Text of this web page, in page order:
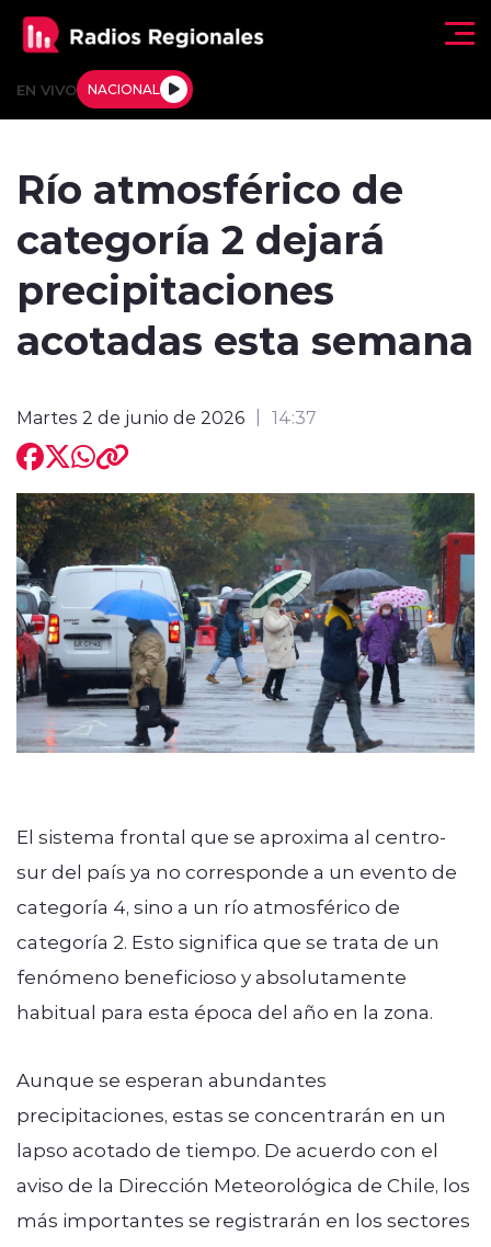
EN VIVO NACIONAL
Tendencias
Deportes
Regiones al Aire
Entrevistas
modo claro
Río atmosférico de
categoría 2 dejará
precipitaciones
acotadas esta semana
Martes 2 de junio de 2026 14:37
El sistema frontal que se aproxima al centro-
sur del país ya no corresponde a un evento de
categoría 4, sino a un río atmosférico de
categoría 2. Esto significa que se trata de un
fenómeno beneficioso y absolutamente
habitual para esta época del año en la zona.
Aunque se esperan abundantes
precipitaciones, estas se concentrarán en un
lapso acotado de tiempo. De acuerdo con el
aviso de la Dirección Meteorológica de Chile, los
más importantes se registrarán en los sectores